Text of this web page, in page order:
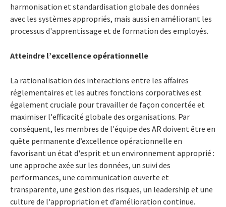
harmonisation et standardisation globale des données
avec les systèmes appropriés, mais aussi en améliorant les
processus d'apprentissage et de formation des employés.
Atteindre l’excellence opérationnelle
La rationalisation des interactions entre les affaires
réglementaires et les autres fonctions corporatives est
également cruciale pour travailler de façon concertée et
maximiser l'efficacité globale des organisations. Par
conséquent, les membres de l'équipe des AR doivent être en
quête permanente d’excellence opérationnelle en
favorisant un état d'esprit et un environnement approprié :
une approche axée sur les données, un suivi des
performances, une communication ouverte et
transparente, une gestion des risques, un leadership et une
culture de l'appropriation et d’amélioration continue.